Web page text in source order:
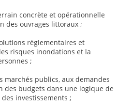
concrète et opérationnelle
des ouvrages littoraux ;
réglementaires et
risques inondations et la
;
marchés publics, aux demandes
des budgets dans une logique de
investissements ;